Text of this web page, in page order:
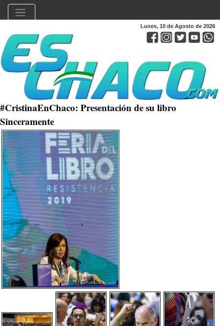
Lunes, 10 de Agosto de 2026
#CristinaEnChaco: Presentación de su libro
Sinceramente